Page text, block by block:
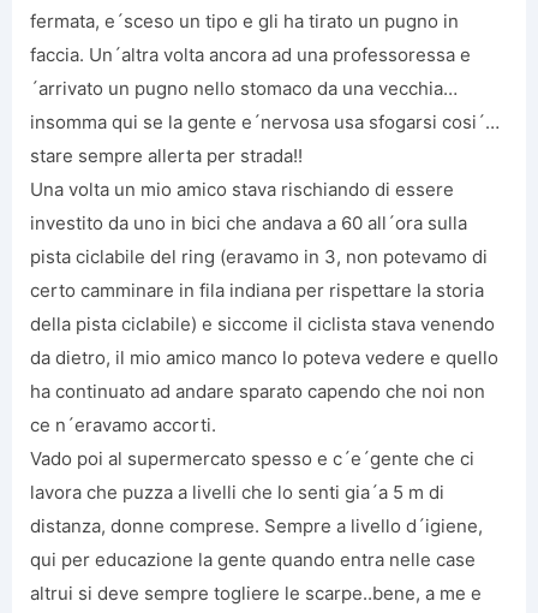
fermata, e´sceso un tipo e gli ha tirato un pugno in
faccia. Un´altra volta ancora ad una professoressa e
´arrivato un pugno nello stomaco da una vecchia…
insomma qui se la gente e´nervosa usa sfogarsi cosi´…
stare sempre allerta per strada!!
Una volta un mio amico stava rischiando di essere
investito da uno in bici che andava a 60 all´ora sulla
pista ciclabile del ring (eravamo in 3, non potevamo di
certo camminare in fila indiana per rispettare la storia
della pista ciclabile) e siccome il ciclista stava venendo
da dietro, il mio amico manco lo poteva vedere e quello
ha continuato ad andare sparato capendo che noi non
ce n´eravamo accorti.
Vado poi al supermercato spesso e c´e´gente che ci
lavora che puzza a livelli che lo senti gia´a 5 m di
distanza, donne comprese. Sempre a livello d´igiene,
qui per educazione la gente quando entra nelle case
altrui si deve sempre togliere le scarpe..bene, a me e